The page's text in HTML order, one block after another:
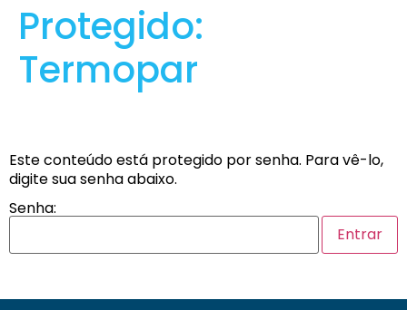
Protegido:
Termopar
Este conteúdo está protegido por senha. Para vê-lo,
digite sua senha abaixo.
Senha: